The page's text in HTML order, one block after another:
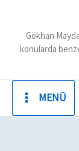
Gökhan
konularda
MENÜ